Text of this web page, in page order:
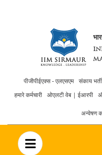
Header
menu
पीजीपीईएक्स - एलएसएम संकाय भर्ती
हमारे कर्मचारी
ओएलटी वेब | ईआरपी
अन्वेषण
no text